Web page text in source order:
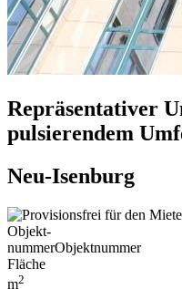
Repräsentativer
pulsierendem
Neu-Isenburg
Objekt-
nummerObjektnummer
Fläche
m2